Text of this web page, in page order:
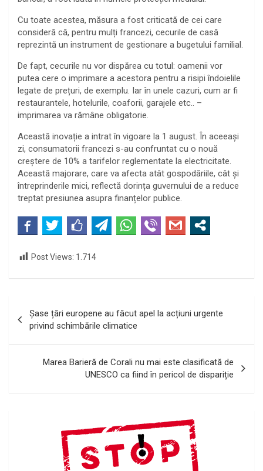
Cu toate acestea, măsura a fost criticată de cei care
consideră că, pentru mulți francezi, cecurile de casă
reprezintă un instrument de gestionare a bugetului familial.
De fapt, cecurile nu vor dispărea cu totul: oamenii vor
putea cere o imprimare a acestora pentru a risipi îndoielile
legate de prețuri, de exemplu. Iar în unele cazuri, cum ar fi
restaurantele, hotelurile, coaforii, garajele etc.. –
imprimarea va rămâne obligatorie.
Această inovație a intrat în vigoare la 1 august. În aceeași
zi, consumatorii francezi s-au confruntat cu o nouă
creștere de 10% a tarifelor reglementate la electricitate.
Această majorare, care va afecta atât gospodăriile, cât și
întreprinderile mici, reflectă dorința guvernului de a reduce
treptat presiunea asupra finanțelor publice.
Post Views: 1.714
în
articole
Șase țări europene au făcut apel la acțiuni urgente
privind schimbările climatice
Marea Barieră de Corali nu mai este clasificată de
UNESCO ca fiind în pericol de dispariție